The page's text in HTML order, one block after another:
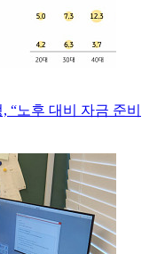
“노후 대비 자금 준비